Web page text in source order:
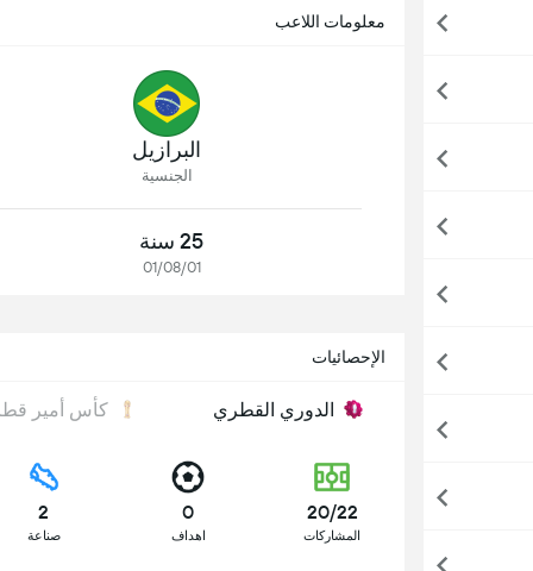
معلومات اللاعب
البرازيل
الجنسية
25 سنة
01/08/01
الإحصائيات
الدوري القطري كأس أمير
20/22
المشاركات
0
اهداف
2
صناعة